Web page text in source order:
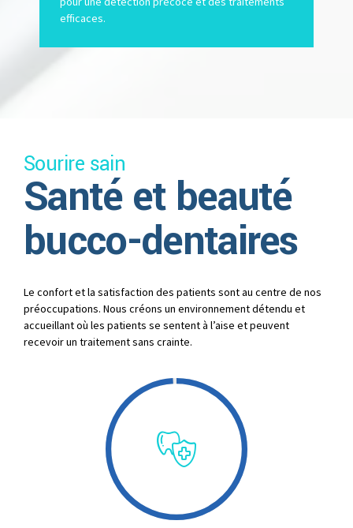
efficaces.
Sourire sain
Santé et beauté
bucco-dentaires
Le confort et la satisfaction des patients sont au centre de nos
préoccupations. Nous créons un environnement détendu et
accueillant où les patients se sentent à l’aise et peuvent
recevoir un traitement sans crainte.
0
1
2
3
4
5
6
7
8
9